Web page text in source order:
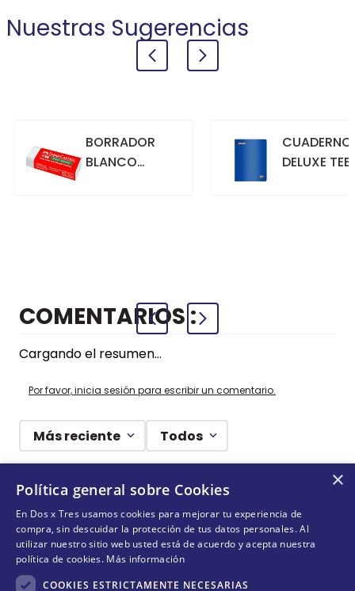
Nuestras Sugerencias
BORRADOR
BLANCO
DELUXE
COMENTARIOS
Cargando el resumen…
Por favor, inicia sesión para escribir un comentario.
Más reciente Todos
Cargando comentarios…
¡DEJANDO HUELLAS! 🐾
Suscríbete y conoce nuestras acciones, campañas y
×
Política general sobre Cookies
En Dos x Tres usamos cookies para mejorar tu experiencia de
compra, sin descuidar la protección de tus datos personales. Al
utilizar nuestro sitio web usted está de acuerdo y acepta nuestra
política de cookies. Más información
COOKIES ESTRICTAMENTE NECESARIAS